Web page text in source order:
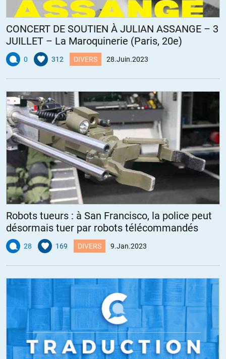
CONCERT DE SOUTIEN À JULIAN ASSANGE – 3
JUILLET – La Maroquinerie (Paris, 20e)
0 312 DIVERS 28.Juin.2023
Robots tueurs : à San Francisco, la police peut
désormais tuer par robots télécommandés
28 169 DIVERS 9.Jan.2023